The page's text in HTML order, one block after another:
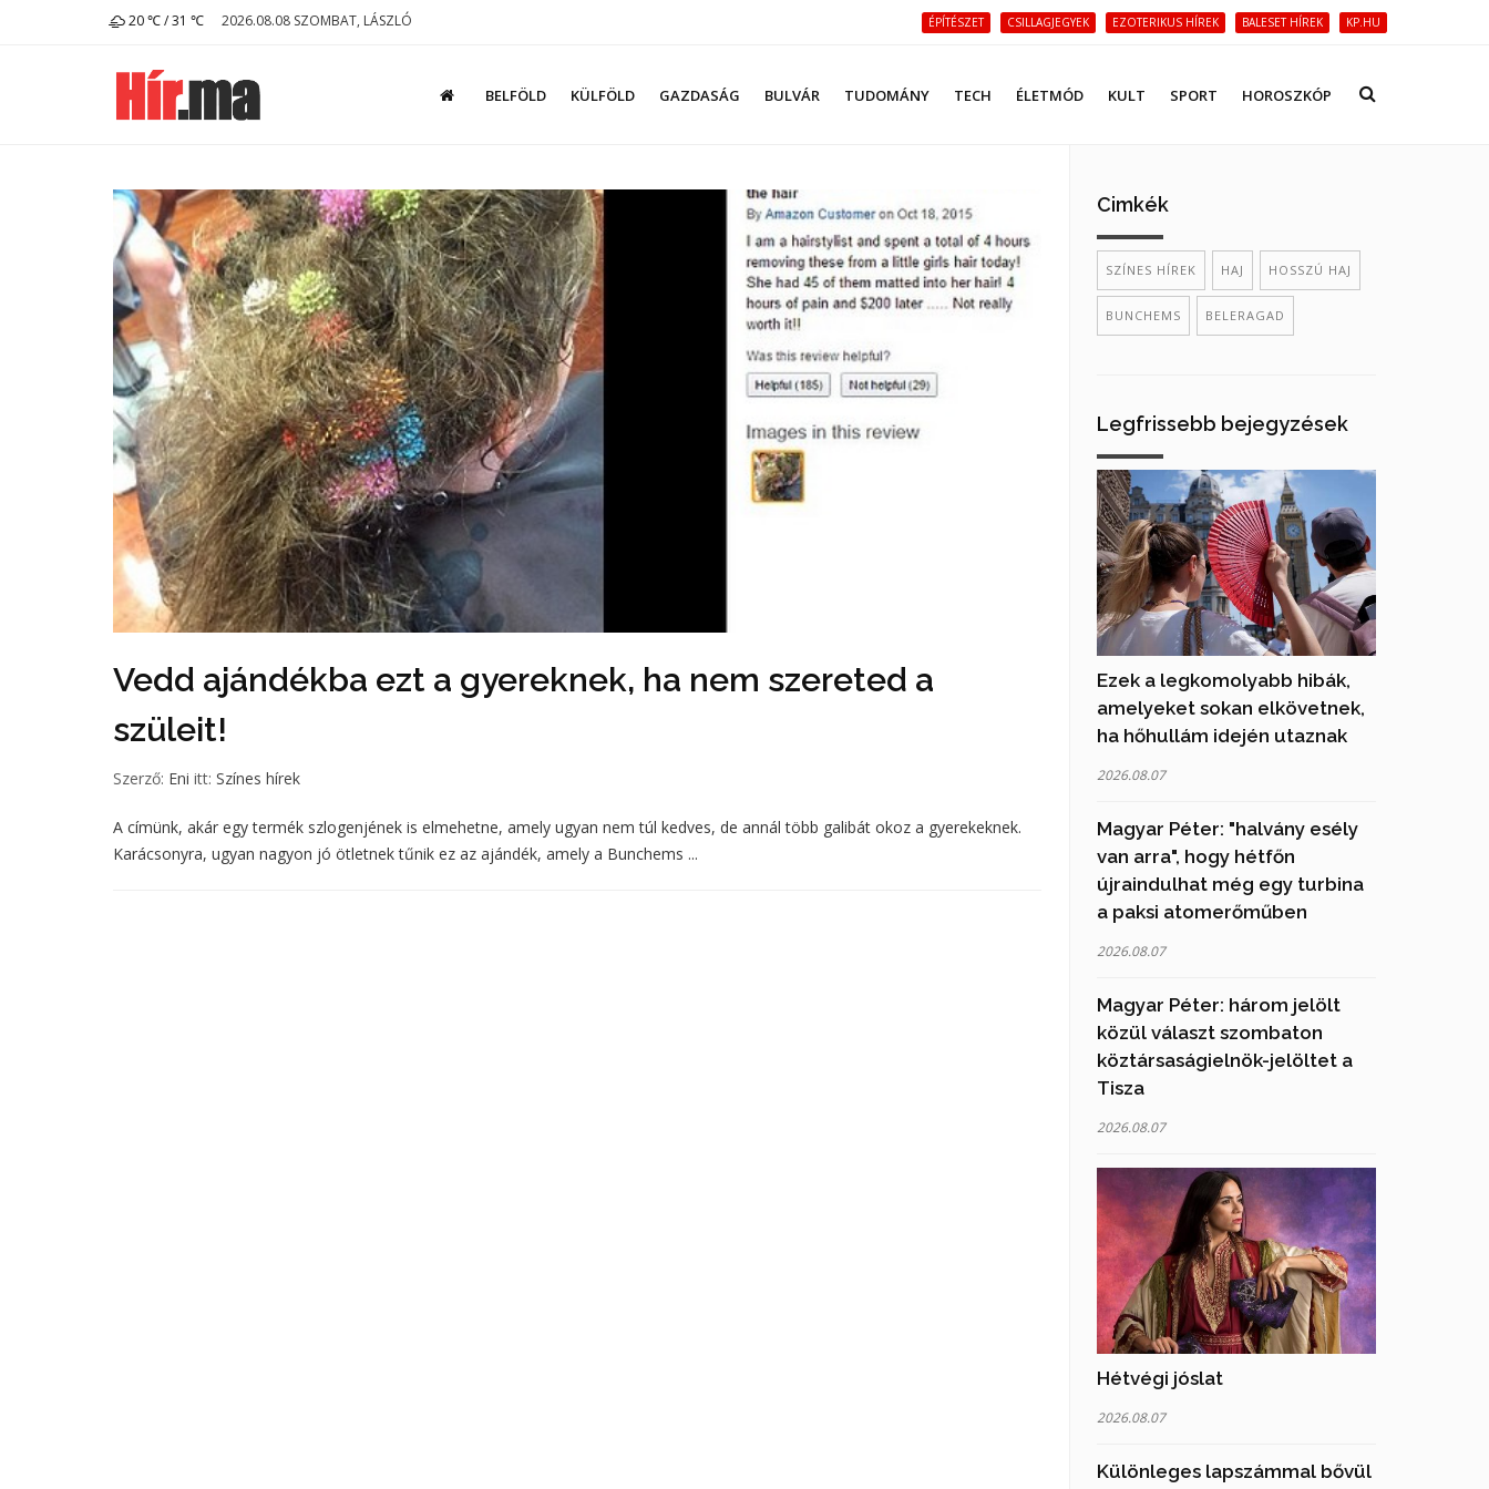
20 ℃ / 31 ℃ 2026.08.08 SZOMBAT, LÁSZLÓ ÉPÍTÉSZET CSILLAGJEGYEK EZOTERIKUS HÍREK BALESET HÍREK KP.HU
BELFÖLD KÜLFÖLD GAZDASÁG BULVÁR TUDOMÁNY TECH ÉLETMÓD KULT SPORT HOROSZKÓP
Vedd ajándékba ezt a gyereknek, ha nem szereted a
szüleit!
Szerző: Eni itt: Színes hírek
A címünk, akár egy termék szlogenjének is elmehetne, amely ugyan nem túl kedves, de annál több galibát okoz a gyerekeknek.
Karácsonyra, ugyan nagyon jó ötletnek tűnik ez az ajándék, amely a Bunchems ...
Cimkék
SZÍNES HÍREK HAJ HOSSZÚ HAJ
BUNCHEMS BELERAGAD
Legfrissebb bejegyzések
Ezek a legkomolyabb hibák,
amelyeket sokan elkövetnek,
ha hőhullám idején utaznak
2026.08.07
Magyar Péter: "halvány esély
van arra", hogy hétfőn
újraindulhat még egy turbina
a paksi atomerőműben
2026.08.07
Magyar Péter: három jelölt
közül választ szombaton
köztársaságielnök-jelöltet a
Tisza
2026.08.07
Hétvégi jóslat
2026.08.07
Különleges lapszámmal bővül